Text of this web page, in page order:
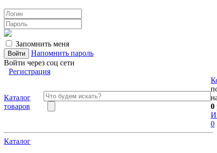
Запомнить меня
Напомнить пароль
Войти через соц сети
Регистрация
Каталог
товаров
0
0
Каталог